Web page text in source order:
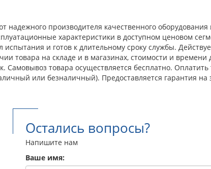
надежного производителя качественного
характеристики в доступном ценовом
и готов к длительному сроку службы.
товара на складе и в магазинах, стоимости и
Самовывоз товара осуществляется бесплатно.
или безналичный). Предоставляется гарантия на
Остались вопросы?
Напишите нам
Ваше имя: